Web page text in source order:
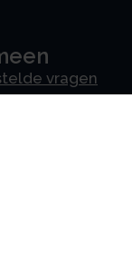
vragen
voorwaarden